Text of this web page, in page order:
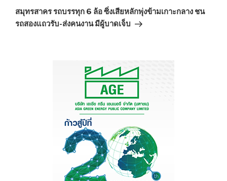
Post
สมุทรสาคร รถบรรทุก 6 ล้อ ซิ่งเสียหลักพุ่งข้ามเกาะกลาง ชน
รถสองแถวรับ-ส่งคนงาน มีผู้บาดเจ็บ